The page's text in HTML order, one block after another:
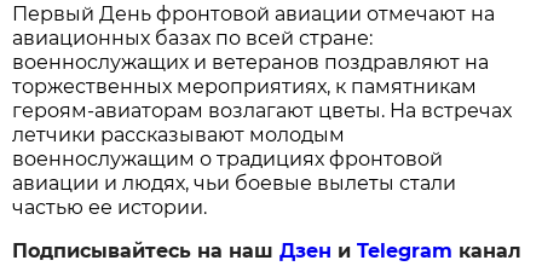
Первый День фронтовой авиации отмечают на
авиационных базах по всей стране:
военнослужащих и ветеранов поздравляют на
торжественных мероприятиях, к памятникам
героям‑авиаторам возлагают цветы. На встречах
летчики рассказывают молодым
военнослужащим о традициях фронтовой
авиации и людях, чьи боевые вылеты стали
частью ее истории.
Подписывайтесь на нашДзен иTelegram канал